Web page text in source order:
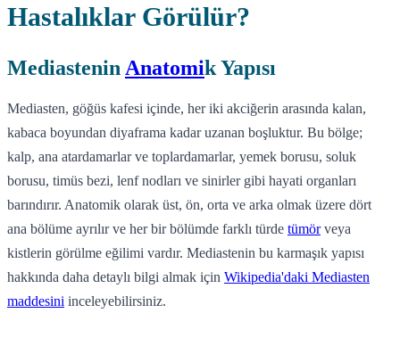
Hastalıklar Görülür?
Mediastenin Anatomik Yapısı
Mediasten, göğüs kafesi içinde, her iki akciğerin arasında kalan,
kabaca boyundan diyaframa kadar uzanan boşluktur. Bu bölge;
kalp, ana atardamarlar ve toplardamarlar, yemek borusu, soluk
borusu, timüs bezi, lenf nodları ve sinirler gibi hayati organları
barındırır. Anatomik olarak üst, ön, orta ve arka olmak üzere dört
ana bölüme ayrılır ve her bir bölümde farklı türde tümörveya
kistlerin görülme eğilimi vardır. Mediastenin bu karmaşık yapısı
hakkında daha detaylı bilgi almak için Wikipedia'daki Mediasten
maddesini inceleyebilirsiniz.